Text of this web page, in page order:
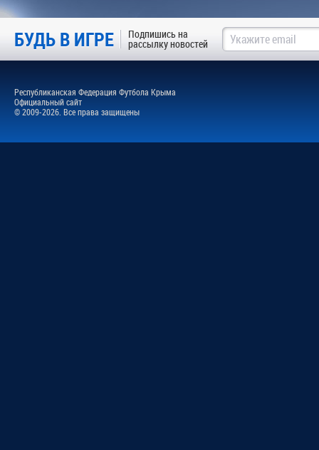
БУДЬ В ИГРЕ Подпишись на
рассылку новостей
Республиканская Федерация Футбола Крыма
Официальный сайт
© 2009-2026. Все права защищены